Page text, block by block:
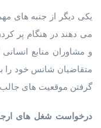
یکی دیگر از جنبه های
می دهند در هنگام پر
و مشاوران منابع
متقاضیان شانس خود را
گرفتن موقعیت های
درخواست شغل های